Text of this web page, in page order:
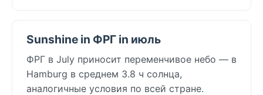
Sunshine in ФРГ in июль
ФРГ в July приносит переменчивое небо — в
Hamburg в среднем 3.8 ч солнца,
аналогичные условия по всей стране.